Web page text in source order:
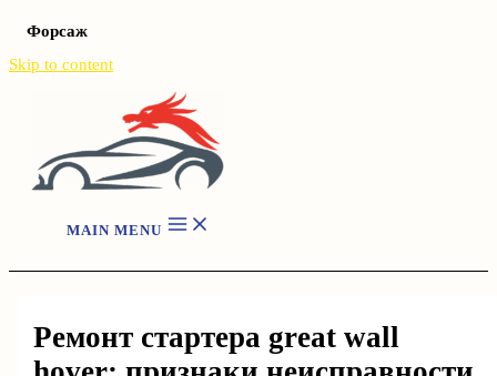
Форсаж
Skip to content
MAIN MENU
Ремонт стартера great wall